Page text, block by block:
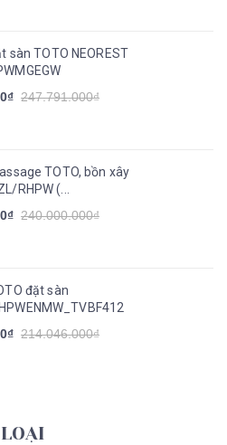
sàn TOTO NEOREST
247.791.000₫
TOTO, bồn xây
RHPW (...
240.000.000₫
đặt sàn
214.046.000₫